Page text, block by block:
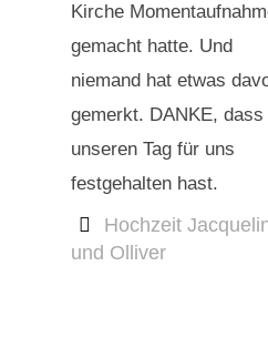
Kirche
gemacht hatte. Und
niemand hat etwas
gemerkt. DANKE, dass
unseren Tag für uns
festgehalten hast.
Hochzeit
und Olliver